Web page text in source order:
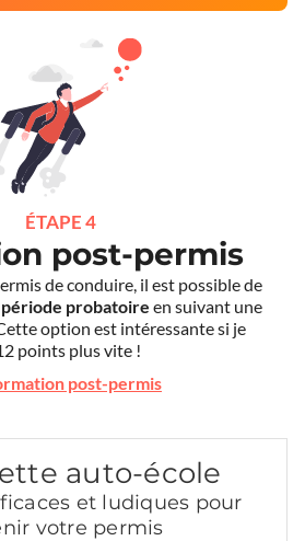
ÉTAPE 4
post-permis
de conduire, il est possible de
probatoire en suivant une
option est intéressante si je
points plus vite !
post-permis
auto-école
et ludiques pour
votre permis